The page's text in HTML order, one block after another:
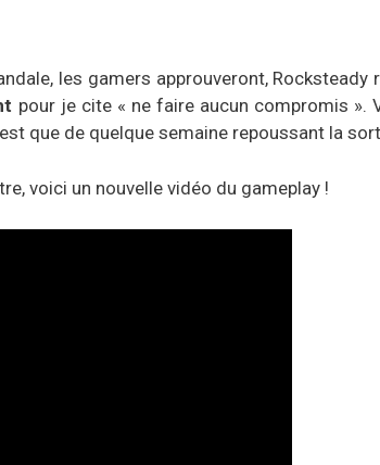
les gamers approuveront,
pour je cite « ne faire aucun compromis ».
que de quelque semaine repoussant la
voici un nouvelle vidéo du gameplay !